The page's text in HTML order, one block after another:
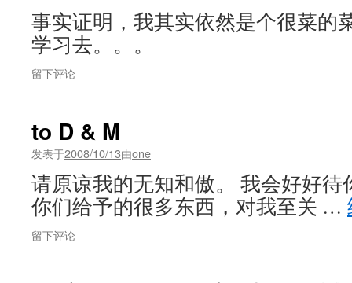
事实证明，我其实依然是个很菜的
学习去。。。
留下评论
to D & M
发表于2008/10/13由one
请原谅我的无知和傲。 我会好好待
你们给予的很多东西，对我至关 …
留下评论